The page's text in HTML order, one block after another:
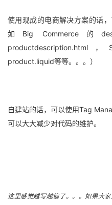
使用现成的电商解决方案的话
如Big Commerce的
productdescription.html
product.liquid等等。。。）
自建站的话，可以使用Tag
可以大大减少对代码的维护。
这里感觉越写越偏了。。。如果大